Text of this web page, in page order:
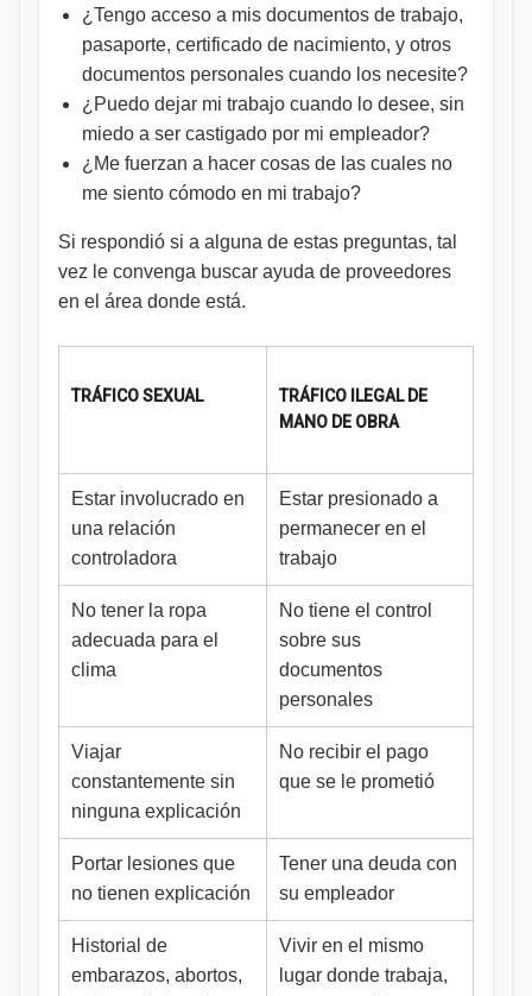
¿Tengo acceso a mis documentos de trabajo,
pasaporte, certificado de nacimiento, y otros
documentos personales cuando los necesite?
¿Puedo dejar mi trabajo cuando lo desee, sin
miedo a ser castigado por mi empleador?
¿Me fuerzan a hacer cosas de las cuales no
me siento cómodo en mi trabajo?
Si respondió si a alguna de estas preguntas, tal
vez le convenga buscar ayuda de proveedores
en el área donde está.
TRÁFICO SEXUAL
TRÁFICO ILEGAL DE
MANO DE OBRA
Estar involucrado en
una relación
controladora
Estar presionado a
permanecer en el
trabajo
No tener la ropa
adecuada para el
clima
No tiene el control
sobre sus
documentos
personales
Viajar
constantemente sin
ninguna explicación
No recibir el pago
que se le prometió
Portar lesiones que
no tienen explicación
Tener una deuda con
su empleador
Historial de
embarazos, abortos,
Vivir en el mismo
lugar donde trabaja,